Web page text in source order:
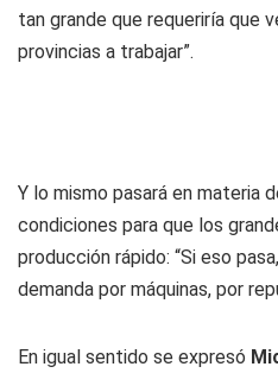
tan grande que requeriría que
provincias a trabajar”.
Y lo mismo pasará en materia
condiciones para que los
producción rápido: “Si eso
demanda por máquinas, por
En igual sentido se expresó